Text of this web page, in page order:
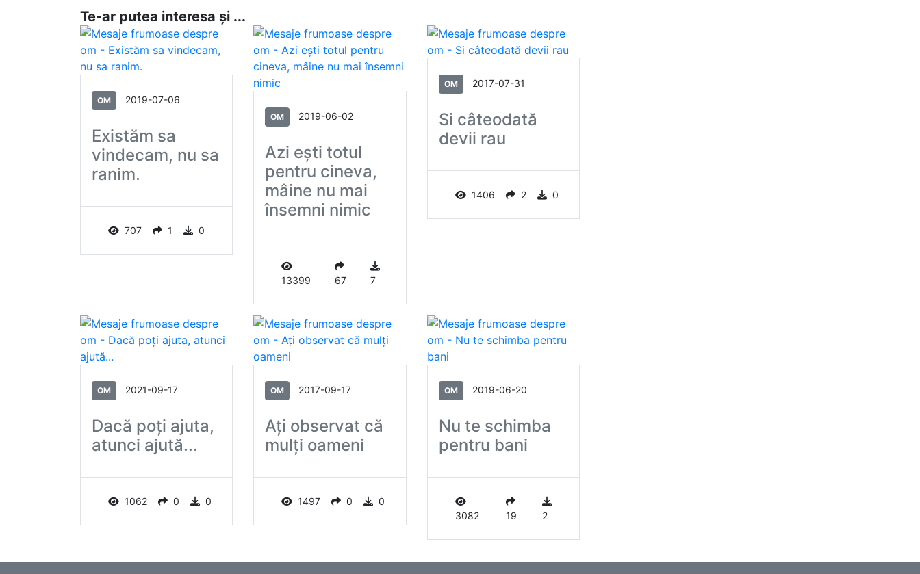
Te-ar putea interesa și ...
OM 2019-07-06
Existăm sa
vindecam, nu sa
ranim.
707 1 0
OM 2019-06-02
Azi ești totul
pentru cineva,
mâine nu mai
însemni nimic
13399 67 7
OM 2017-07-31
Si câteodată
devii rau
1406 2 0
OM 2021-09-17
Dacă poți ajuta,
atunci ajută...
1062 0 0
OM 2017-09-17
Aţi observat că
mulţi oameni
1497 0 0
OM 2019-06-20
Nu te schimba
pentru bani
3082 19 2